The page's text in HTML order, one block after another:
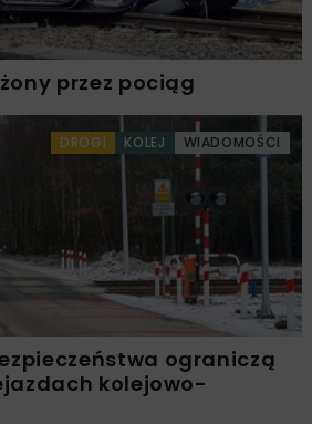
przez pociąg
DROGI KOLEJ WIADOMOŚCI
ograniczą
kolejowo-